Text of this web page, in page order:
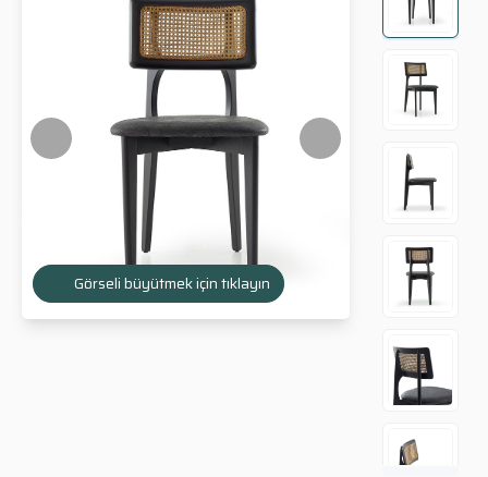
Görseli büyütmek için tıklayın